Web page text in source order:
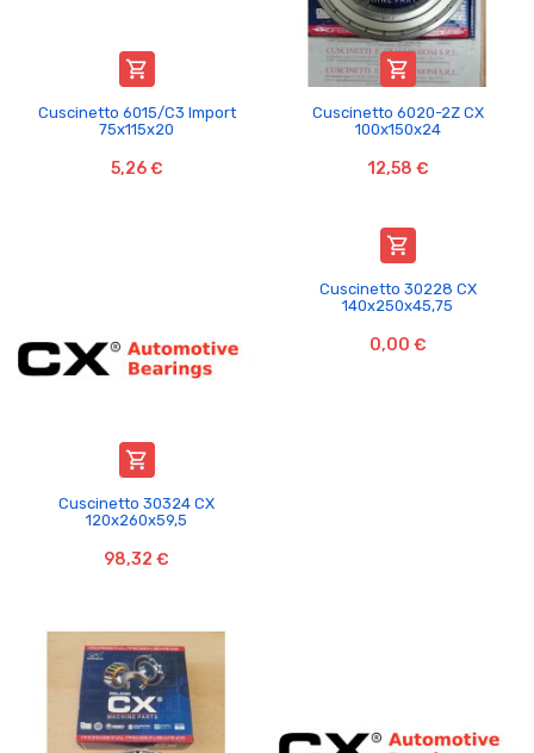

Cuscinetto 6015/C3 Import
75x115x20
5,26 €

Cuscinetto 6020-2Z CX
100x150x24
12,58 €

Cuscinetto 30324 CX
120x260x59,5
98,32 €

Cuscinetto 30228 CX
140x250x45,75
0,00 €